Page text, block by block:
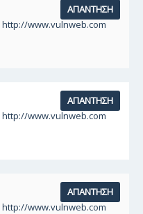
http://www.vulnweb.com
ΑΠΆΝΤΗΣΗ
http://www.vulnweb.com
ΑΠΆΝΤΗΣΗ
http://www.vulnweb.com
ΑΠΆΝΤΗΣΗ